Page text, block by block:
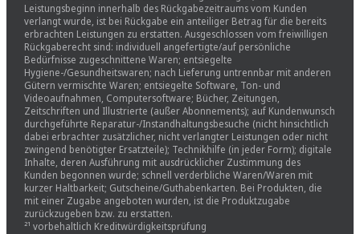
Leistungsbeginn innerhalb des Rückgabezeitraums vom Kunden
verlangt wurde, ist bei Rückgabe ein anteiliger Betrag für die bereits
erbrachten Leistungen zu erstatten. Ausgeschlossen vom freiwilligen
Rückgaberecht sind: individuell angefertigte/auf persönliche
Bedürfnisse zugeschnittene Waren; entsiegelte
Hygiene-/Gesundheitswaren; nach Lieferung untrennbar mit anderen
Gütern vermischte Waren; entsiegelte Software, Ton- und
Videoaufnahmen, Computersoftware; Bücher, Zeitungen,
Zeitschriften und Illustrierte (außer Abonnements); auf Kundenwunsch
durchgeführte Reparatur-/Instandhaltungsbesuche (nicht hinsichtlich
dabei erbrachter zusätzlicher, nicht verlangter Leistungen oder nicht
zwingend benötigter Ersatzteile); Technikhilfe (in jeder Form); digitale
Inhalte, deren Ausführung mit ausdrücklicher Zustimmung des
Kunden begonnen wurde; schnell verderbliche Waren/Waren mit
kurzer Haltbarkeit; Gutscheine/Guthabenkarten. Bei Produkten, die
mit einer Zugabe angeboten wurden, ist die Produktzugabe
zurückzugeben bzw. zu erstatten.
²¹ vorbehaltlich Kreditwürdigkeitsprüfung